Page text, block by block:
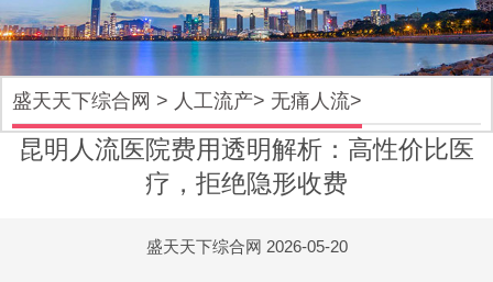
盛天天下综合网 > 人工流产> 无痛人流>
昆明人流医院费用透明解析：高性价比医
疗，拒绝隐形收费
盛天天下综合网 2026-05-20